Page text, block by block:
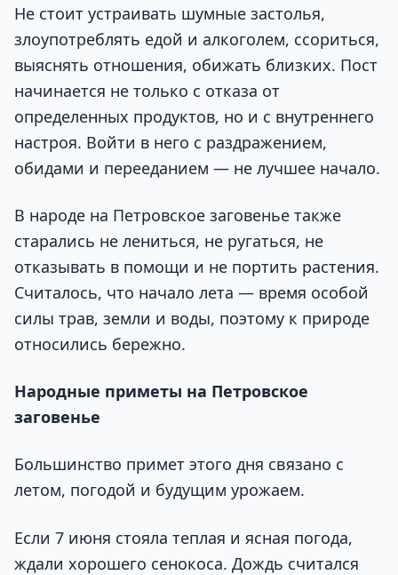
Не стоит устраивать шумные застолья,
злоупотреблять едой и алкоголем, ссориться,
выяснять отношения, обижать близких. Пост
начинается не только с отказа от
определенных продуктов, но и с внутреннего
настроя. Войти в него с раздражением,
обидами и перееданием — не лучшее начало.
В народе на Петровское заговенье также
старались не лениться, не ругаться, не
отказывать в помощи и не портить растения.
Считалось, что начало лета — время особой
силы трав, земли и воды, поэтому к природе
относились бережно.
Народные приметы на Петровское
заговенье
Большинство примет этого дня связано с
летом, погодой и будущим урожаем.
Если 7 июня стояла теплая и ясная погода,
ждали хорошего сенокоса. Дождь считался